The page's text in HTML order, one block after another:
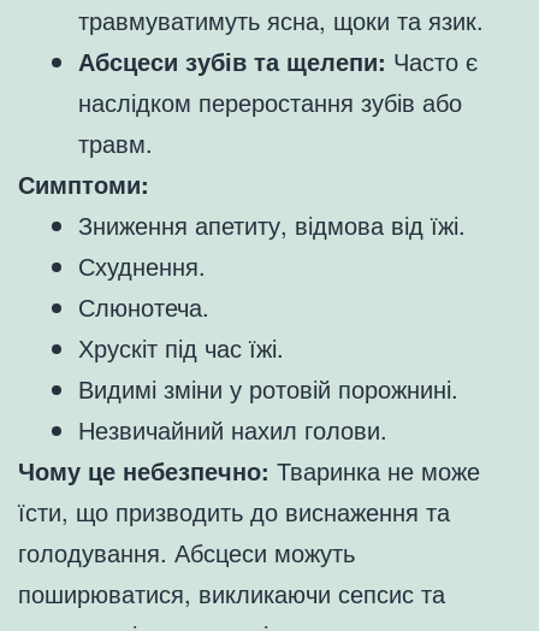
травмуватимуть ясна, щоки та язик.
Абсцеси зубів та щелепи: Часто є
наслідком переростання зубів або
травм.
Симптоми:
Зниження апетиту, відмова від їжі.
Схуднення.
Слюнотеча.
Хрускіт під час їжі.
Видимі зміни у ротовій порожнині.
Незвичайний нахил голови.
Чому це небезпечно: Тваринка не може
їсти, що призводить до виснаження та
голодування. Абсцеси можуть
поширюватися, викликаючи сепсис та